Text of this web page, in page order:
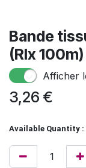
Bande
(Rlx
Afficher
3,26 €
Available Quantity :